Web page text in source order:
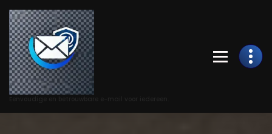
Skip
to
Content